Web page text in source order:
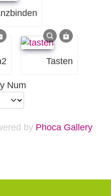
tasten
Num
by Phoca Gallery